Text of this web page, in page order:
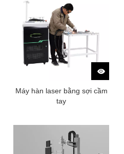
Máy hàn laser bằng sợi cầm
tay